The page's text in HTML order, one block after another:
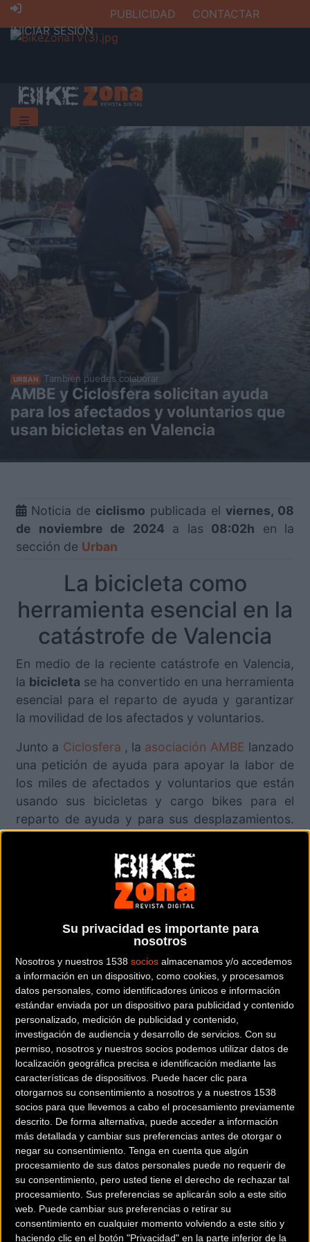
Su privacidad es importante para
nosotros
Nosotros y nuestros 1538 socios almacenamos y/o accedemos
a información en un dispositivo, como cookies, y procesamos
datos personales, como identificadores únicos e información
estándar enviada por un dispositivo para publicidad y contenido
personalizado, medición de publicidad y contenido,
investigación de audiencia y desarrollo de servicios. Con su
permiso, nosotros y nuestros socios podemos utilizar datos de
localización geográfica precisa e identificación mediante las
características de dispositivos. Puede hacer clic para
otorgarnos su consentimiento a nosotros y a nuestros 1538
socios para que llevemos a cabo el procesamiento previamente
descrito. De forma alternativa, puede acceder a información
más detallada y cambiar sus preferencias antes de otorgar o
negar su consentimiento. Tenga en cuenta que algún
procesamiento de sus datos personales puede no requerir de
su consentimiento, pero usted tiene el derecho de rechazar tal
procesamiento. Sus preferencias se aplicarán solo a este sitio
web. Puede cambiar sus preferencias o retirar su
consentimiento en cualquier momento volviendo a este sitio y
haciendo clic en el botón "Privacidad" en la parte inferior de la
INICIAR SESIÓN
PUBLICIDAD CONTACTAR
URBAN También puedes colaborar
AMBE y Ciclosfera solicitan ayuda
para los afectados y voluntarios que
usan bicicletas en Valencia
Noticia de ciclismo publicada el viernes, 08
de noviembre de 2024 a las 08:02h en la
sección de Urban
La bicicleta como
herramienta esencial en la
catástrofe de Valencia
En medio de la reciente catástrofe en Valencia,
la bicicleta se ha convertido en una herramienta
esencial para el reparto de ayuda y garantizar
la movilidad de los afectados y voluntarios.
Junto a Ciclosfera , la asociación AMBE lanzado
una petición de ayuda para apoyar la labor de
los miles de afectados y voluntarios que están
usando sus bicicletas y cargo bikes para el
reparto de ayuda y para sus desplazamientos.
cuenten con los recursos necesarios para
continuar su labor y que los afectados puedan
usar sus bicicletas en condiciones óptimas.
Cuartel general en Espai
La Rambleta
Desde el jueves, decenas de ciclistas han
convertido el centro cultural Espai La Rambleta
en su "cuartel general". Este espacio se ha
convertido en un punto de encuentro y
coordinación, donde se organiza la recepción y
reparto de material de primera necesidad para
quienes han quedado aislados y sin acceso a
recursos básicos.
Gracias a la agilidad de las bicicletas, estos
ciclistas pueden llevar suministros a lugares
inaccesibles para vehículos motorizados y, con
el apoyo de las fuerzas de seguridad, están
logrando una distribución continua a lo largo del
día.